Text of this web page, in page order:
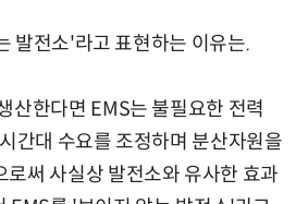
발전소'라고 표현하는 이유는.
한다면 EMS는 불필요한 전력
간대 수요를 조정하며 분산자원을
로써 사실상 발전소와 유사한 효과